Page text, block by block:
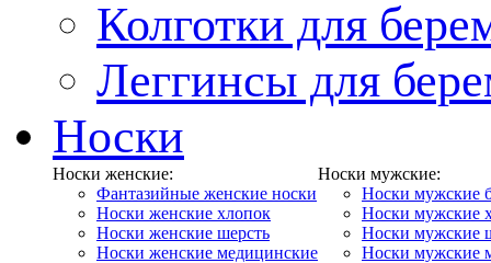
Колготки для
Леггинсы для
Носки
Носки женские:
Фантазийные женские носки
Носки женские хлопок
Носки женские шерсть
Носки женские медицинские
Носки мужские:
Носки мужские
Носки мужские
Носки мужские
Носки мужские